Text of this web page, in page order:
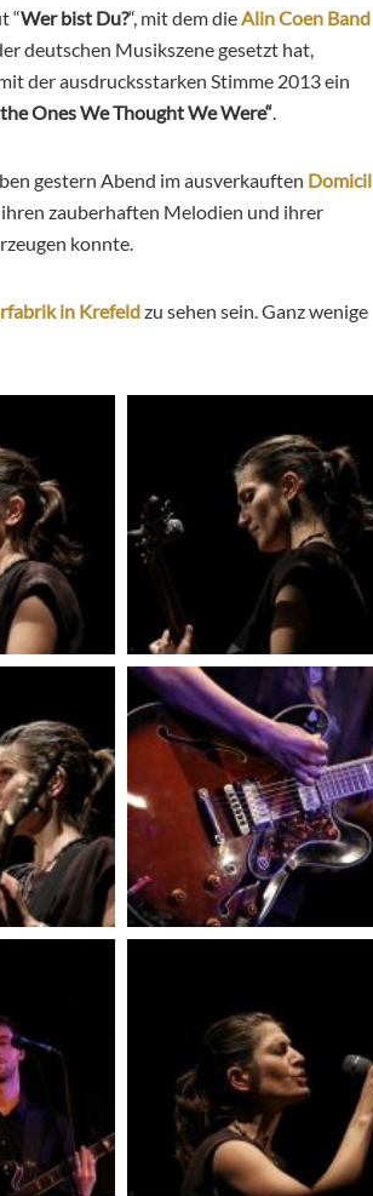
“Wer bist Du?“, mit dem die Alin Coen Band
deutschen Musikszene gesetzt hat,
der ausdrucksstarken Stimme 2013 ein
Ones We Thought We Were“
gestern Abend im ausverkauften Domicil
zauberhaften Melodien und ihrer
konnte.
in Krefeldzu sehen sein. Ganz wenige